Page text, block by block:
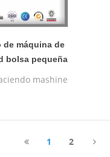
de máquina de
bolsa pequeña
mashine
1
2